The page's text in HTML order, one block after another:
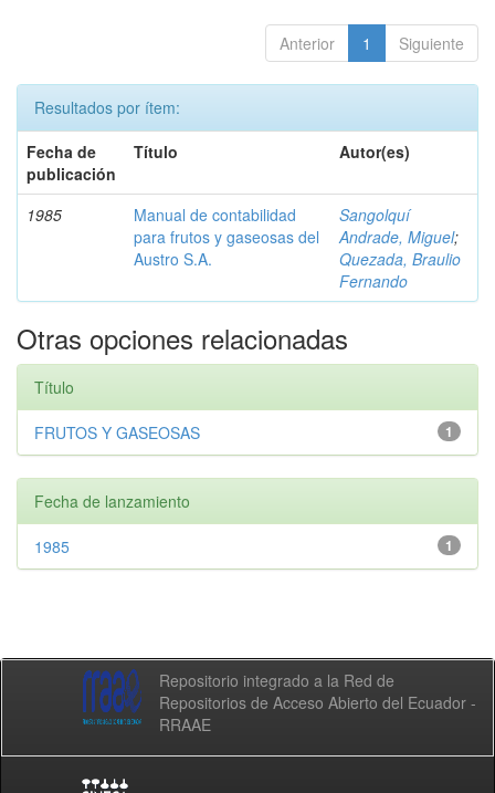
Anterior 1 Siguiente
Resultados por ítem:
Fecha de
publicación
Título Autor(es)
1985
Manual de contabilidad
para frutos y gaseosas del
Austro S.A.
Sangolquí
Andrade, Miguel;
Quezada, Braulio
Fernando
Otras opciones relacionadas
Título
1
FRUTOS Y GASEOSAS
Fecha de lanzamiento
1
1985
Repositorio integrado a la Red de
Repositorios de Acceso Abierto del Ecuador -
RRAAE